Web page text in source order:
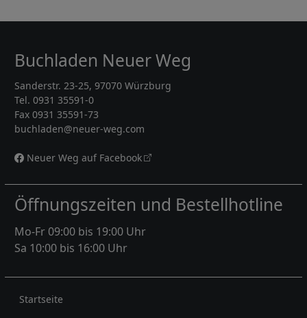
Buchladen Neuer Weg
Sanderstr. 23-25, 97070 Würzburg
Tel. 0931 35591-0
Fax 0931 35591-73
buchladen@neuer-weg.com
Neuer Weg auf Facebook
Öffnungszeiten und Bestellhotline
Mo-Fr 09:00 bis 19:00 Uhr
Sa 10:00 bis 16:00 Uhr
Rechtliches
Startseite